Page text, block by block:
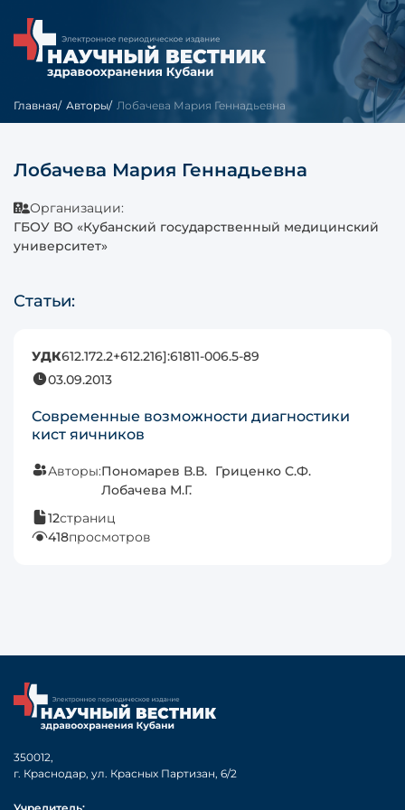
Главная Авторы Лобачева Мария Геннадьевна
Лобачева Мария Геннадьевна
Организации:
ГБОУ ВО «Кубанский государственный медицинский
университет»
Статьи:
УДК612.172.2+612.216]:61811-006.5-89
03.09.2013
Современные возможности диагностики
кист яичников
Авторы:Пономарев В.В. Гриценко С.Ф.
Лобачева М.Г.
12страниц
418просмотров
350012,
г. Краснодар, ул. Красных Партизан, 6/2